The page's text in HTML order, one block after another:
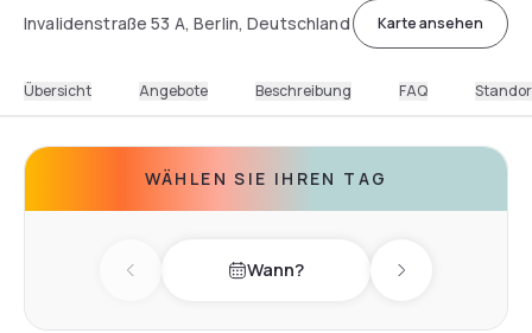
Invalidenstraße 53 A, Berlin, Deutschland Karte ansehen
Übersicht Angebote Beschreibung FAQ
WÄHLEN SIE IHREN TAG
Previous day Wann? Next day